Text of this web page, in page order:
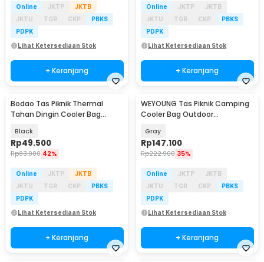
Online JKTP
JKTB
JKTU
TGR CKP
PBKS
PDPK
Lihat Ketersediaan Stok
+ Keranjang
Online JKTP
JKTB
JKTU
TGR CKP
PBKS
PDPK
Lihat Ketersediaan Stok
+ Keranjang
Bodao Tas Piknik Thermal
Tahan Dingin Cooler Bag
Black
Rp49.500
Rp83.900 42%
Online JKTP
JKTB
JKTU
TGR CKP
PBKS
PDPK
Lihat Ketersediaan Stok
+ Keranjang
WEYOUNG Tas Piknik Camping
Cooler Bag Outdoor
Gray
Rp147.100
Rp222.900 35%
Online JKTP
JKTB
JKTU
TGR CKP
PBKS
PDPK
Lihat Ketersediaan Stok
+ Keranjang